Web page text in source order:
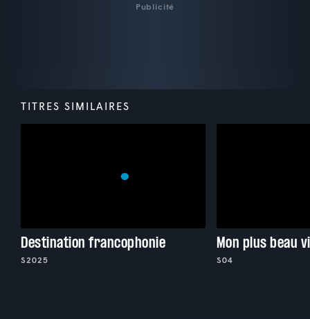
Publicité
TITRES SIMILAIRES
Destination francophonie
S2025
Mon plus beau
S04